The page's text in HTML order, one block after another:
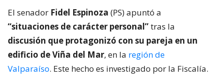
El senador Fidel Espinoza (PS) apuntó a
“situaciones de carácter personal”tras la
discusión que protagonizó con su pareja en un
edificio de Viña del Mar, en la región de
Valparaíso. Este hecho es investigado por la Fiscalía.